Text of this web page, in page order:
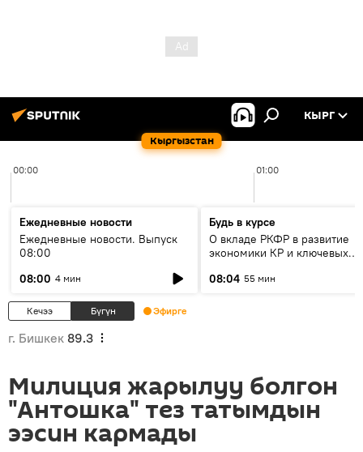
Кыргызстан
КЫРГ
00:00 01:00
Ежедневные новости
Ежедневные новости. Выпуск
08:00
08:00 4 мин
Будь в курсе
О вкладе РКФР в развитие
экономики КР и ключевых
08:04 55 мин
Кечээ Бүгүн Эфирге
г. Бишкек 89.3
Милиция жарылуу болгон
"Антошка" тез татымдын
ээсин кармады